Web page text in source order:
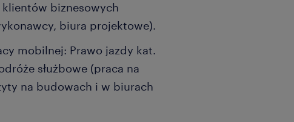
biznesowych
biura projektowe).
mobilnej: Prawo jazdy kat.
służbowe (praca na
na budowach i w biurach